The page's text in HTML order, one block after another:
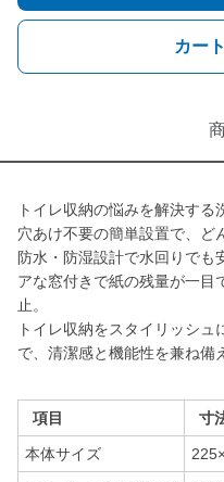
カー
トイレ収納の悩みを解決する
穴あけ不要の簡単設置で、ど
防水・防湿設計で水回りでも
アな窓付きで紙の残量が一目
止。
トイレ収納をスタイリッシ
で、清潔感と機能性を兼ね備
項目 寸
本体サイズ